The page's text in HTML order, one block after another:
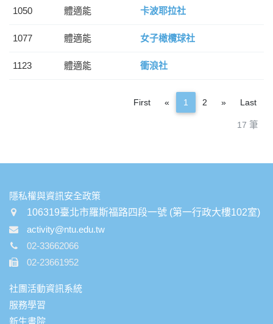
1050 體適能 卡波耶拉社
1077 體適能 女子橄欖球社
1123 體適能 衝浪社
17 筆
First « Previous
1 2 »NextLast
:::
隱私權與資訊安全政策
106319臺北市羅斯福路四段一號 (第一行政大樓102室)
activity@ntu.edu.tw
02-33662066
02-23661952
社團活動資訊系統
服務學習
新生書院